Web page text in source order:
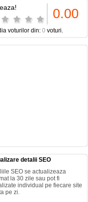
0.00
voturilor din: 0 voturi.
detalii SEO
SEO se actualizeaza
la 30 zile sau pot fi
individual pe fiecare site
pe zi.